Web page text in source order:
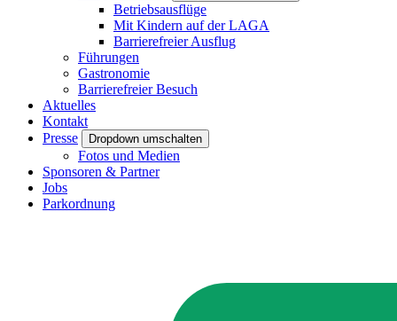
Betriebsausflüge
Mit Kindern auf der LAGA
Barrierefreier Ausflug
Führungen
Gastronomie
Barrierefreier Besuch
Aktuelles
Kontakt
Presse
Dropdown umschalten
Fotos und Medien
Sponsoren & Partner
Jobs
Parkordnung